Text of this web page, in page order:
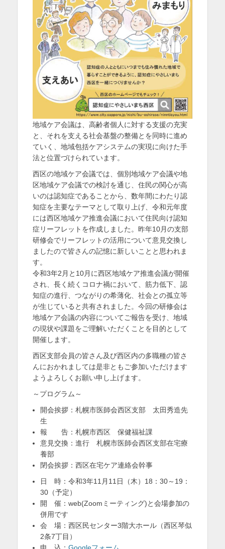
地域ケア会議は、高齢者個人に対する支援の充実
と、それを支える社会基盤の整備とを同時に進め
ていく、地域包括ケアシステムの実現に向けた手
法と位置づけられています。
西区の地域ケア会議では、個別地域ケア会議や地
区地域ケア会議での検討を通じ、住民の関心が高
いのは認知症であることから、数年間にわたり認
知症を主要なテーマとして取り上げ、令和元年度
には西区地域ケア推進会議において住民向け認知
症リーフレットを作成しました。昨年10月の支部
研修会でリーフレットの活用について意見交換し
ましたので皆さんの記憶に新しいことと思われま
す。
令和3年2月と10月に西区地域ケア推進会議が開催
され、長く続くコロナ禍において、筋力低下、認
知症の進行、つながりの希薄化、社会との孤立等
が生じていると共有されました。今回の研修会は
地域ケア会議の内容についてご報告を受け、地域
の現状や課題をご理解いただくことを目的として
開催します。
西区支部会員の皆さん及び西区内の多職種の皆さ
んにおかれましては是非ともご参加いただけます
ようよろしくお願い申し上げます。
～プログラム～
開会挨拶：札幌市医師会西区支部 太田秀造先
生
報 告：札幌市西区 保健福祉課
意見交換：進行 札幌市医師会西区支部在宅療
養部
閉会挨拶：西区在宅ケア連絡会幹事
日 時：令和3年11月11日（木）18：30～19：
30（予定）
開 催：web(Zoomミーティング)と会場参加の
併用です
会 場：西区民センター3階大ホール（西区琴似
2条7丁目）